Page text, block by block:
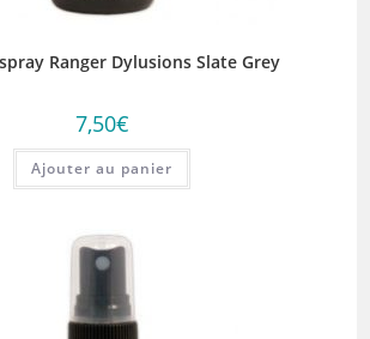
Ranger Dylusions Slate Grey
7,50€
Ajouter au panier